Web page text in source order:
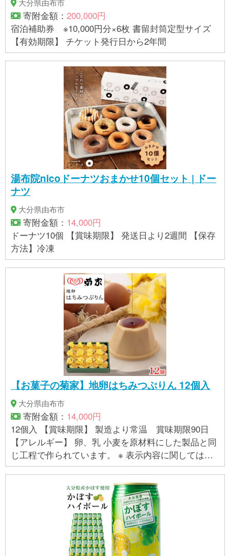
大分県由布市
寄附金額： 200,000円
宿泊補助券 ※10,000円分×6枚 書留封筒定型サイズ
【有効期限】 チケット発行日から2年間
湯布院nicoドーナツおまかせ10個セット | ドー
ナツ
大分県由布市
寄附金額： 14,000円
ドーナツ10個 【賞味期限】 発送日より2週間 【保存
方法】冷凍
【お菓子の菊家】地卵はちみつぷりん 12個入
大分県由布市
寄附金額： 14,000円
12個入 【賞味期限】 製造より常温 賞味期限90日
【アレルギー】 卵、乳 小麦を原材料にした製品と同
じ工程で作られています。 ※ 表示内容に関しては各
事業者の指定に基づき掲載しており、一切の内容を
保証するものではございません。 ※ご不明の点がござ
いましたら事業者まで直接お問い合わせ下さい。